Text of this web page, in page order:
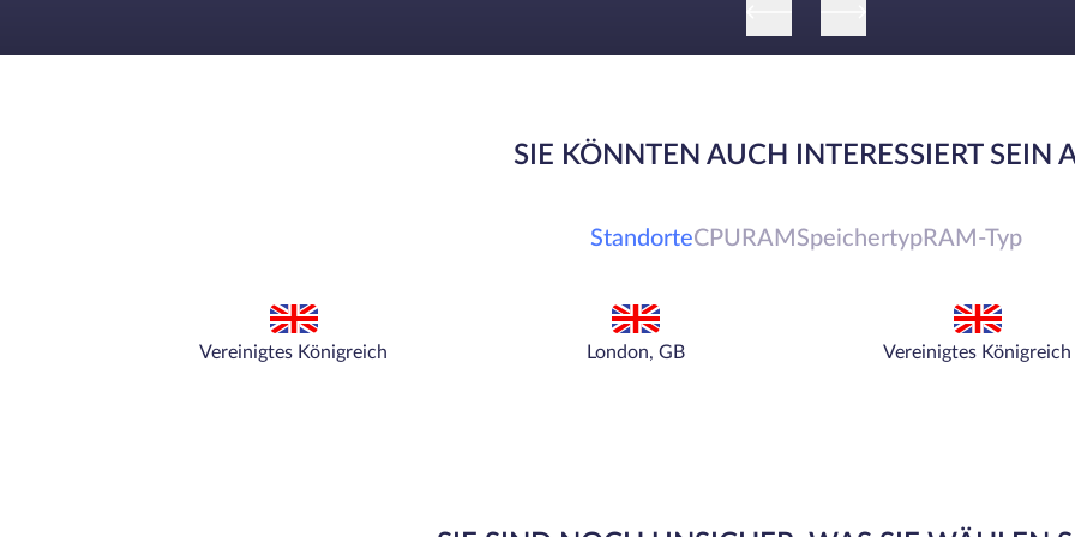
SIE KÖNNTEN AUCH INTERESSIERT SEIN
StandorteCPU RAM Speichertyp RAM-Typ
Vereinigtes Königreich London, GB Vereinigtes Königreich